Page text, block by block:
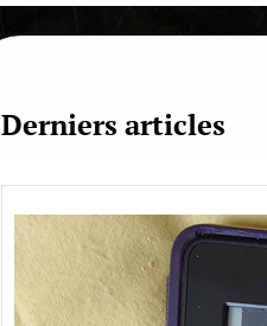
h
Derniers articles